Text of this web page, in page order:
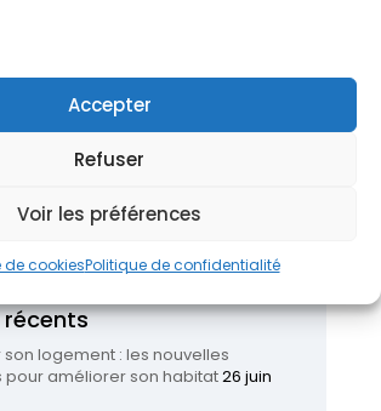
Accepter
Refuser
Voir les préférences
de cookiesPolitique de confidentialité
travaux de rénovation préférés
des maisons écolos (en cours
Comment bénéficier d’un confort
au long de l’année ?
son logement : les nouvelles
pour améliorer son habitat26 juin